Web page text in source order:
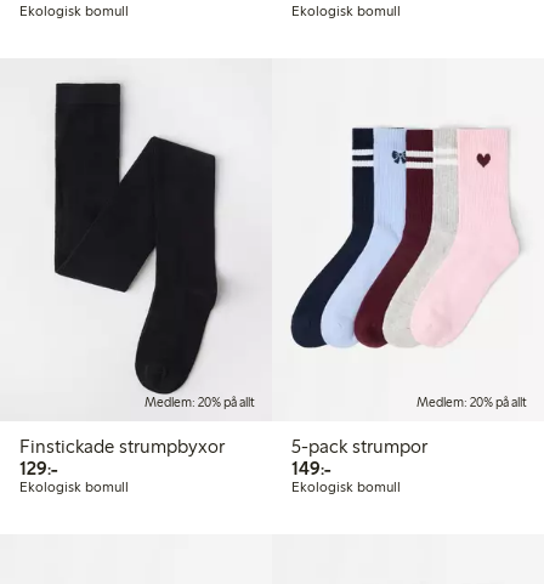
Ekologisk bomull Ekologisk bomull
Medlem: 20% på allt
Finstickade strumpbyxor
129:-129,00 kr
Ekologisk bomull
Medlem: 20% på allt
5-pack strumpor
149:-149,00 kr
Ekologisk bomull